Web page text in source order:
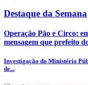
Destaque da Semana
Operação Pão e Circo:
mensagem que prefeito
Investigação do Ministério
de...